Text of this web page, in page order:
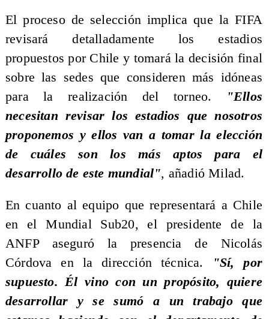
El proceso de selección implica que la FIFA
revisará detalladamente los estadios
propuestos por Chile y tomará la decisión final
sobre las sedes que consideren más idóneas
para la realización del torneo.
"Ellos
necesitan revisar los estadios que nosotros
proponemos y ellos van a tomar la elección
de cuáles son los más aptos para el
desarrollo de este mundial", añadió Milad.
En cuanto al equipo que representará a Chile
en el Mundial Sub20, el presidente de la
ANFP aseguró la presencia de Nicolás
Córdova en la dirección técnica.
"Sí, por
supuesto. Él vino con un propósito, quiere
desarrollar y se sumó a un trabajo que